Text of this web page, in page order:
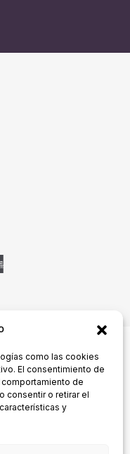
como las cookies
El consentimiento de
de
consentir o retirar el
y